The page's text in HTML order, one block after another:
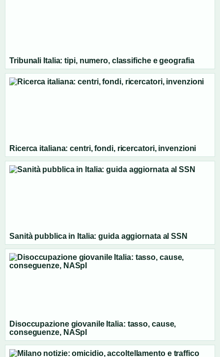
Tribunali Italia: tipi, numero, classifiche e geografia
Ricerca italiana: centri, fondi, ricercatori, invenzioni
Sanità pubblica in Italia: guida aggiornata al SSN
Disoccupazione giovanile Italia: tasso, cause,
conseguenze, NASpI